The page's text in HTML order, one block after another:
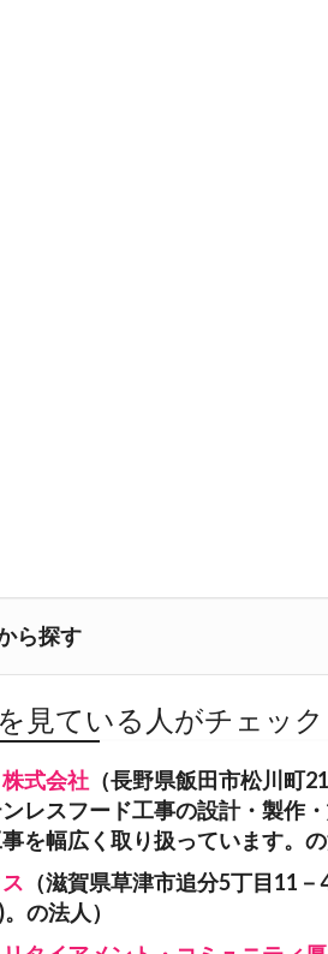
ら探す
見ている人がチェッ
式会社 （長野県飯田市松川町
レスフード工事の設計・製作
を幅広く取り扱っています。の
（滋賀県草津市追分5丁目11
の法人）